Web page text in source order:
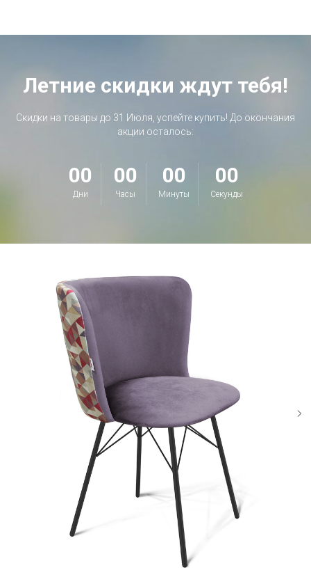
Летние скидки ждут тебя!
Скидки на товары до 31 Июля, успейте купить! До окончания
акции осталось:
00
Дни
00
Часы
00
Минуты
00
Секунды